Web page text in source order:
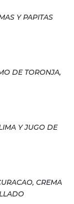
Y PAPITAS
DE TORONJA,
Y JUGO DE
CREMA